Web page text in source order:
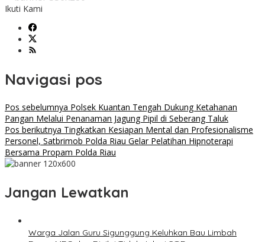
Ikuti Kami
Navigasi pos
Pos sebelumnya Polsek Kuantan Tengah Dukung Ketahanan
Pangan Melalui Penanaman Jagung Pipil di Seberang Taluk
Pos berikutnya Tingkatkan Kesiapan Mental dan Profesionalisme
Personel, Satbrimob Polda Riau Gelar Pelatihan Hipnoterapi
Bersama Propam Polda Riau
Jangan Lewatkan
Warga Jalan Guru Sigunggung Keluhkan Bau Limbah